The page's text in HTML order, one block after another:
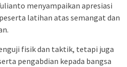
menyampaikan apresiasi
latihan atas semangat dan
fisik dan taktik, tetapi juga
pengabdian kepada bangsa